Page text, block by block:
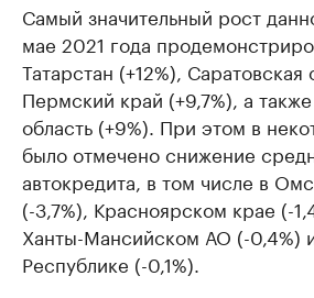
Самый значительный рост
мае 2021 года
Татарстан (+12%), Саратовская
Пермский край (+9,7%), а также
область (+9%). При этом в
было отмечено снижение
автокредита, в том числе в
(-3,7%), Красноярском крае (-
Ханты-Мансийском АО (-0,4%)
Республике (-0,1%).